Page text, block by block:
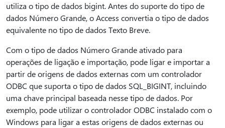
utiliza o tipo de dados bigint. Antes do suporte do tipo de
dados Número Grande, o Access convertia o tipo de dados
equivalente no tipo de dados Texto Breve.
Com o tipo de dados Número Grande ativado para
operações de ligação e importação, pode ligar e importar a
partir de origens de dados externas com um controlador
ODBC que suporta o tipo de dados SQL_BIGINT, incluindo
uma chave principal baseada nesse tipo de dados. Por
exemplo, pode utilizar o controlador ODBC instalado com o
Windows para ligar a estas origens de dados externas ou